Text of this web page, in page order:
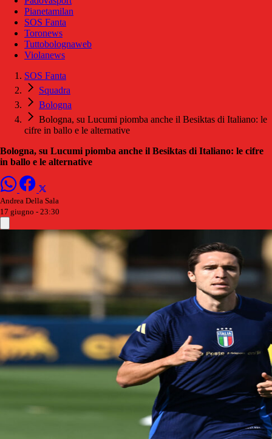
Pianetamilan
SOS Fanta
Toronews
Tuttobolognaweb
Violanews
SOS Fanta
Squadra
Bologna
Bologna, su Lucumi piomba anche il Besiktas di Italiano: le
cifre in ballo e le alternative
Bologna, su Lucumi piomba anche il Besiktas di Italiano: le cifre
in ballo e le alternative
Andrea Della Sala
17 giugno - 23:30